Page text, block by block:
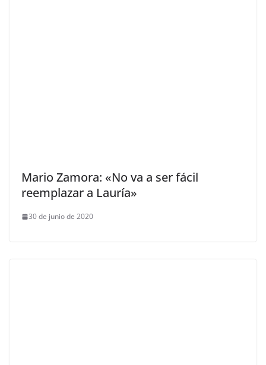
Mario Zamora: «No va a ser fácil
reemplazar a Lauría»
30 de junio de 2020